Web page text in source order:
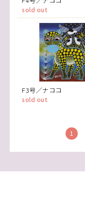
sold out
F3号／ナココ
sold out
1